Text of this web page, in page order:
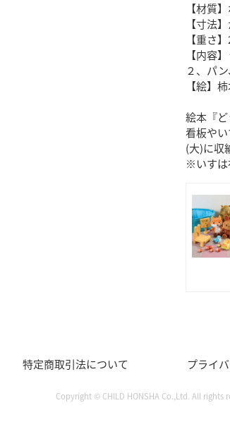
【材質
【寸法
【重さ
【内容
２、パ
【絵】
絵本『
看板や
(大)に収
※いすは
特定商取引法について プライ
Copyright © CHILD HONSHA Co.,Ltd. All rights